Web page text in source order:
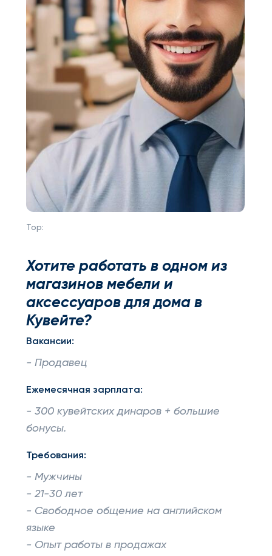
Top:
Хотите работать в одном из
магазинов мебели и
аксессуаров для дома в
Кувейте?
Вакансии:
- Продавец
Ежемесячная зарплата:
- 300 кувейтских динаров + большие
бонусы.
Требования:
- Мужчины
- 21-30 лет
- Свободное общение на английском
языке
- Опыт работы в продажах